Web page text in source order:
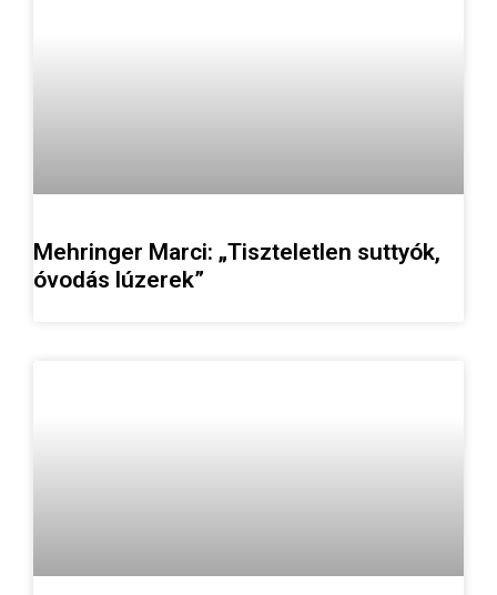
Mehringer Marci: „Tiszteletlen suttyók,
óvodás lúzerek”